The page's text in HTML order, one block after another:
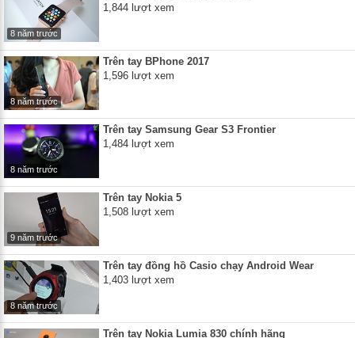
8 năm trước
1,844 lượt xem
8 năm trước
Trên tay BPhone 2017
1,596 lượt xem
8 năm trước
Trên tay Samsung Gear S3 Frontier
1,484 lượt xem
9 năm trước
Trên tay Nokia 5
1,508 lượt xem
8 năm trước
Trên tay đồng hồ Casio chạy Android Wear
1,403 lượt xem
Trên tay Nokia Lumia 830 chính hãng